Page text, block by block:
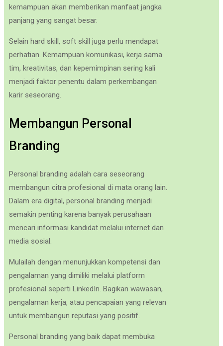
kemampuan akan memberikan manfaat jangka
panjang yang sangat besar.
Selain hard skill, soft skill juga perlu mendapat
perhatian. Kemampuan komunikasi, kerja sama
tim, kreativitas, dan kepemimpinan sering kali
menjadi faktor penentu dalam perkembangan
karir seseorang.
Membangun Personal
Branding
Personal branding adalah cara seseorang
membangun citra profesional di mata orang lain.
Dalam era digital, personal branding menjadi
semakin penting karena banyak perusahaan
mencari informasi kandidat melalui internet dan
media sosial.
Mulailah dengan menunjukkan kompetensi dan
pengalaman yang dimiliki melalui platform
profesional seperti LinkedIn. Bagikan wawasan,
pengalaman kerja, atau pencapaian yang relevan
untuk membangun reputasi yang positif.
Personal branding yang baik dapat membuka